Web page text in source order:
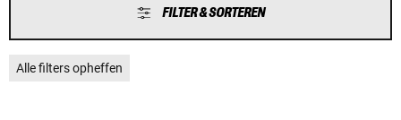
FILTER & SORTEREN
Alle filters opheffen